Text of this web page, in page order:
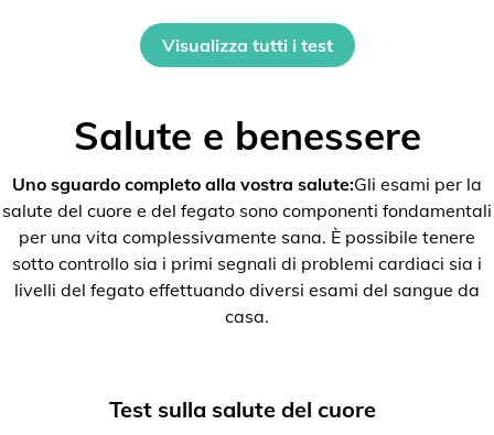
Visualizza tutti i test
Salute e benessere
Uno sguardo completo alla vostra salute:Gli esami per la
salute del cuore e del fegato sono componenti fondamentali
per una vita complessivamente sana. È possibile tenere
sotto controllo sia i primi segnali di problemi cardiaci sia i
livelli del fegato effettuando diversi esami del sangue da
casa.
Test sulla salute del cuore